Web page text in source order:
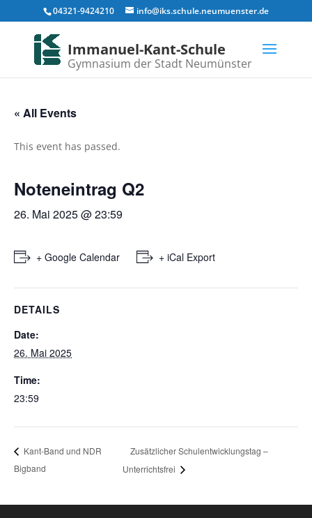
04321-9424210 info@iks.schule.neumuenster.de
Immanuel-Kant-Schule
Gymnasium der Stadt Neumünster
« All Events
This event has passed.
Noteneintrag Q2
26. Mai 2025 @ 23:59
+ Google Calendar + iCal Export
DETAILS
Date:
26. Mai 2025
Time:
23:59
Kant-Band und NDR
Bigband
Zusätzlicher Schulentwicklungstag –
Unterrichtsfrei